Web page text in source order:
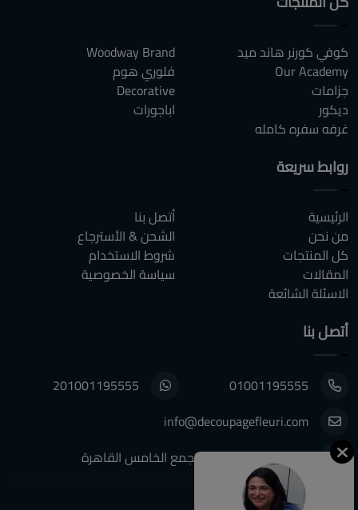
كوفي كورنر هاند ميد
Our Academy
جزامات
ديكور
غرفه سفره كامله
Woodway Brand
فلوري هوم
Decorative
اباجورات
روابط سريعة
الرئيسية
من نحن
كل المنتجات
المقالات
الاسئلة الشائعة
أتصل بنا
الشحن & الأسترجاع
شروط الاستخدام
سياسة الخصوصية
أتصل بنا
01001195555
201001195555
info@decoupagefleuri.com
٨٨ النرجس عمارات, التجمع الخامس القاهرة